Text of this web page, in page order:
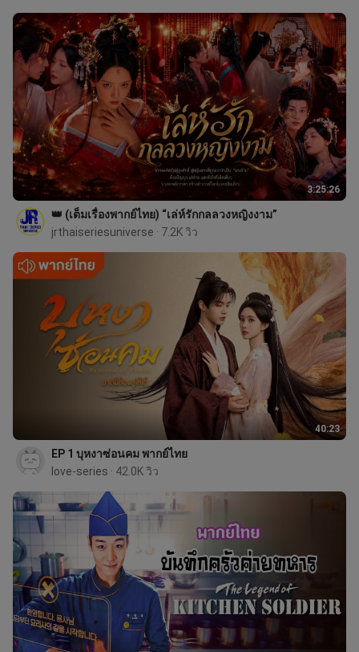
3:25:26
👑 (เต็มเรื่องพากย์ไทย) “เล่ห์รักกลลวงหญิงงาม”
jrthaiseriesuniverse · 7.2K วิว
40:23
EP 1 บุหงาซ่อนคม พากย์ไทย
love-series · 42.0K วิว